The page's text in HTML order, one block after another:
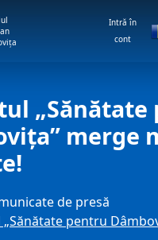
Intră în
cont
„Sănătate
merge
de presă
pentru